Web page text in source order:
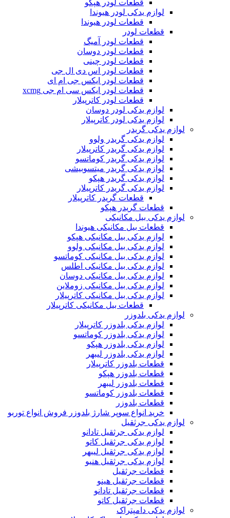
قطعات لودر هپکو
لوازم یدکی لودر هیوندا
قطعات لودر هیوندا
قطعات لودر
قطعات لودر آمیگ
قطعات لودر دوسان
قطعات لودر چینی
قطعات لودر اس دی ال جی
قطعات لودر ایکس جی ام ای
قطعات لودر ایکس سی ام جی xcmg
قطعات لودر کاترپیلار
لوازم یدکی لودر دوسان
لوازم یدکی لودر کاترپیلار
لوازم یدکی گریدر
لوازم یدکی گریدر ولوو
لوازم یدکی گریدر کاترپیلار
لوازم یدکی گریدر کوماتسو
لوازم یدکی گریدر میتسوبیشی
لوازم یدکی گریدر هپکو
لوازم یدکی گریدر کاترپیلار
قطعات گریدر کاترپیلار
قطعات گریدر هپکو
لوازم یدکی بیل مکانیکی
قطعات بیل مکانیکی هیوندا
لوازم یدکی بیل مکانیکی هپکو
لوازم یدکی بیل مکانیکی ولوو
لوازم یدکی بیل مکانیکی کوماتسو
لوازم یدکی بیل مکانیکی اطلس
لوازم یدکی بیل مکانیکی دوسان
لوازم یدکی بیل مکانیکی زوملاین
لوازم یدکی بیل مکانیکی کاترپیلار
قطعات بیل مکانیکی کاترپیلار
لوازم یدکی بلدوزر
لوازم یدکی بلدوزر کاترپیلار
لوازم یدکی بلدوزر کوماتسو
لوازم یدکی بلدوزر هپکو
لوازم یدکی بلدوزر لیبهر
قطعات بلدوزر کاترپیلار
قطعات بلدوزر هپکو
قطعات بلدوزر لیبهر
قطعات بلدوزر کوماتسو
قطعات بلدوزر
خرید انواع سوپر شارژ بلدوزر فروش انواع توربو
لوازم یدکی جرثقیل
لوازم یدکی جرثقیل تادانو
لوازم یدکی جرثقیل کاتو
لوازم یدکی جرثقیل لیبهر
لوازم یدکی جرثقیل هنیو
قطعات جرثقیل
قطعات جرثقیل هینو
قطعات جرثقیل تادانو
قطعات جرثقیل کاتو
لوازم یدکی دامپتراک